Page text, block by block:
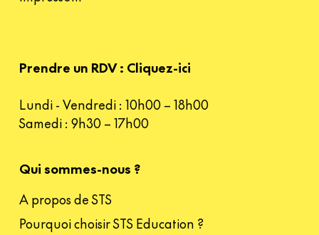
Prendre un RDV : Cliquez-ici
Lundi - Vendredi : 10h00 – 18h00
Samedi : 9h30 – 17h00
Qui sommes-nous ?
A propos de STS
Pourquoi choisir STS Education ?